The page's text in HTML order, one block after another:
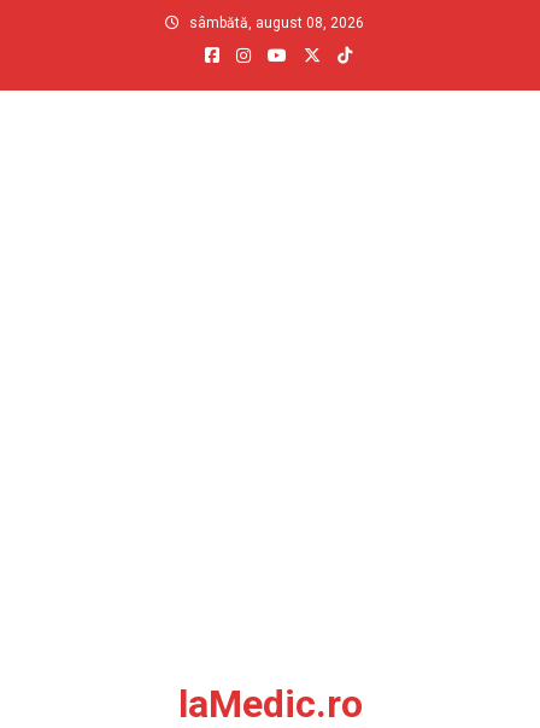
sâmbătă, august 08, 2026
laMedic.ro